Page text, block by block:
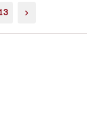
>